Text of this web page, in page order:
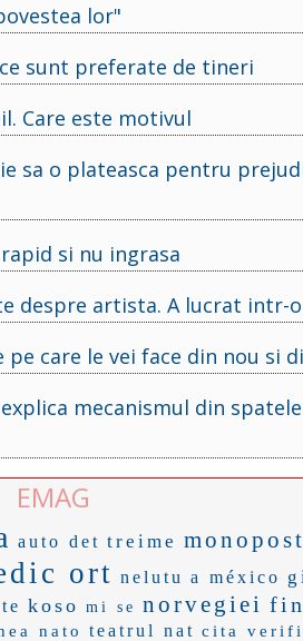
lor"
sunt preferate de tineri
Care este motivul
sa o plateasca pentru
si nu ingrasa
despre artista. A lucrat intr-
care le vei face din nou si
mecanismul din
EMAG
auto det treime monopost
ort nelutu a méxico
koso mi se norvegiei
nato teatrul nat cita